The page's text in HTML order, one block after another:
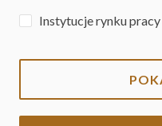
Instytucje rynku pracy